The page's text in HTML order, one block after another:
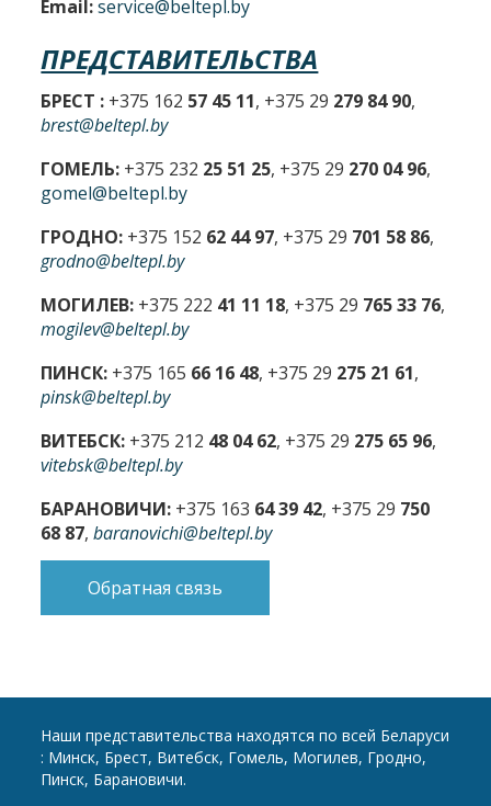
Email: service@beltepl.by
ПРЕДСТАВИТЕЛЬСТВА
БРЕСТ : +375 162 57 45 11, +375 29 279 84 90,
brest@beltepl.by
ГОМЕЛЬ: +375 232 25 51 25, +375 29 270 04 96,
gomel@beltepl.by
ГРОДНО: +375 152 62 44 97, +375 29 701 58 86,
grodno@beltepl.by
МОГИЛЕВ: +375 222 41 11 18, +375 29 765 33 76,
mogilev@beltepl.by
ПИНСК: +375 165 66 16 48, +375 29 275 21 61,
pinsk@beltepl.by
ВИТЕБСК: +375 212 48 04 62, +375 29 275 65 96,
vitebsk@beltepl.by
БАРАНОВИЧИ: +375 163 64 39 42, +375 29 750
68 87,baranovichi@beltepl.by
Обратная связь
Наши представительства находятся по всей Беларуси
: Минск, Брест, Витебск, Гомель, Могилев, Гродно,
Пинск, Барановичи.